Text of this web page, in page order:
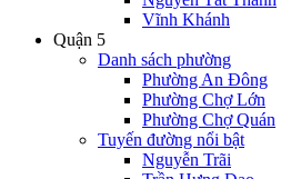
Vĩnh Khánh
Quận 5
Danh sách phường
Phường An Đông
Phường Chợ Lớn
Phường Chợ Quán
Tuyến đường nổi bật
Nguyễn Trãi